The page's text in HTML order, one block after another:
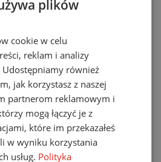
w ziemi układ
jest na korozję, która dotyczy
prowadzi do stopniowego
mechanicznej i
co z czasem może
ich ciągłości. Podobnie
połączeniowymi. Zarówno
jak i spawane, . . .
plików
cookie w celu
reklam i analizy
Udostępniamy również
jak korzystasz z naszej
partnerom reklamowym i
mogą łączyć je z
które im przekazałeś
w wyniku korzystania
usług. Polityka